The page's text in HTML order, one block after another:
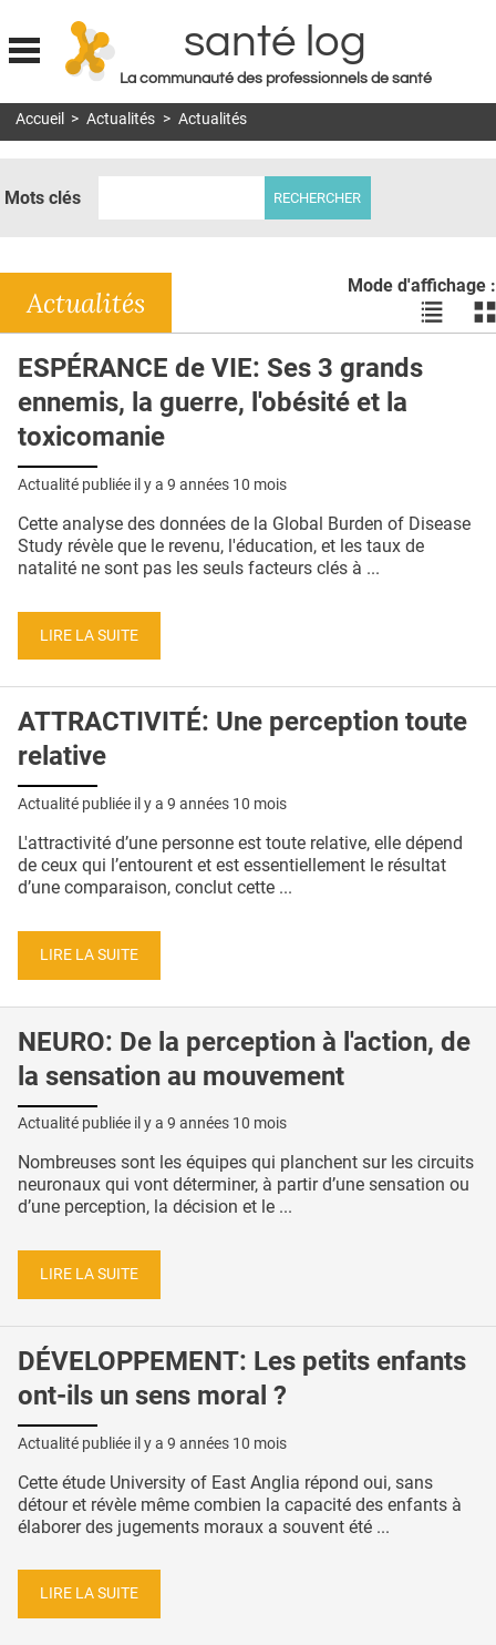
Jump to navigation
santé log
La communauté des professionnels de santé
MON COMPTE
DOSSIERS
RÉSEAUX
E-REVUE SAD
THÉMA
L'APP
PUBLICITÉ
CONTACT
Accueil > Actualités > Actualités
Mots clés
Mode d'affichage :
Voir
les
les
Actualités
ESPÉRANCE de VIE: Ses 3 grands
ennemis, la guerre, l'obésité et la
toxicomanie
Actualité publiée il y a 9 années 10 mois
Cette analyse des données de la Global Burden of Disease
Study révèle que le revenu, l'éducation, et les taux de
natalité ne sont pas les seuls facteurs clés à ...
LIRE LA SUITE
ATTRACTIVITÉ: Une perception toute
relative
Actualité publiée il y a 9 années 10 mois
L'attractivité d’une personne est toute relative, elle dépend
de ceux qui l’entourent et est essentiellement le résultat
d’une comparaison, conclut cette ...
LIRE LA SUITE
NEURO: De la perception à l'action, de
la sensation au mouvement
Actualité publiée il y a 9 années 10 mois
Nombreuses sont les équipes qui planchent sur les circuits
neuronaux qui vont déterminer, à partir d’une sensation ou
d’une perception, la décision et le ...
LIRE LA SUITE
DÉVELOPPEMENT: Les petits enfants
ont-ils un sens moral ?
Actualité publiée il y a 9 années 10 mois
Cette étude University of East Anglia répond oui, sans
détour et révèle même combien la capacité des enfants à
élaborer des jugements moraux a souvent été ...
LIRE LA SUITE